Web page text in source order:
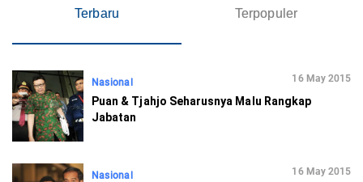
Terbaru Terpopuler
Nasional 16 May 2015
Puan & Tjahjo Seharusnya Malu Rangkap
Jabatan
Nasional 16 May 2015